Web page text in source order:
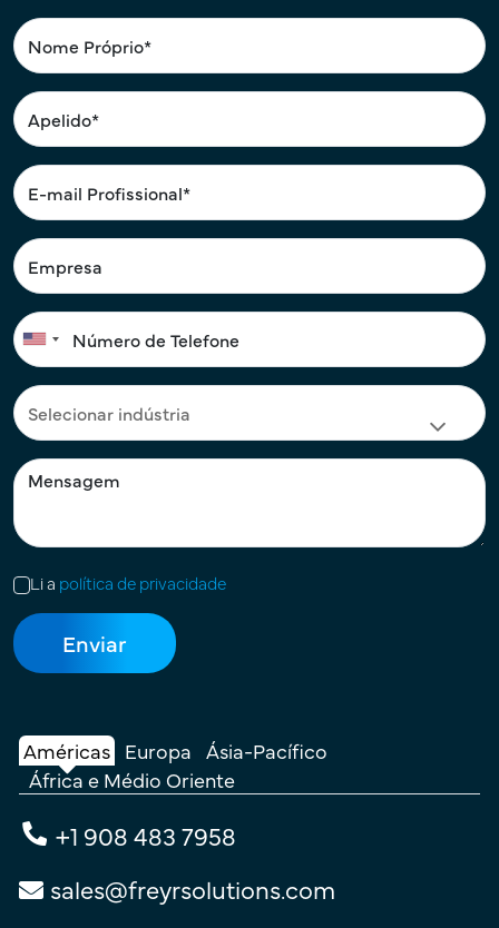
Li a política de privacidade
Américas Europa Ásia-Pacífico
África e Médio Oriente
+1 908 483 7958
sales@freyrsolutions.com